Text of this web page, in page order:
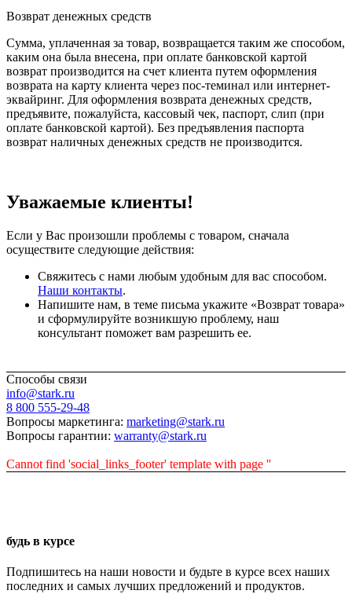
Возврат денежных средств
Сумма, уплаченная за товар, возвращается таким же способом,
каким она была внесена, при оплате банковской картой
возврат производится на счет клиента путем оформления
возврата на карту клиента через пос-теминал или интернет-
эквайринг. Для оформления возврата денежных средств,
предъявите, пожалуйста, кассовый чек, паспорт, слип (при
оплате банковской картой). Без предъявления паспорта
возврат наличных денежных средств не производится.
Уважаемые клиенты!
Если у Вас произошли проблемы с товаром, сначала
осуществите следующие действия:
Свяжитесь с нами любым удобным для вас способом.
Наши контакты.
Напишите нам, в теме письма укажите «Возврат товара»
и сформулируйте возникшую проблему, наш
консультант поможет вам разрешить ее.
Способы связи
info@stark.ru
8 800 555-29-48
Вопросы маркетинга: marketing@stark.ru
Вопросы гарантии: warranty@stark.ru
Cannot find 'social_links_footer' template with page ''
будь в курсе
Подпишитесь на наши новости и будьте в курсе всех наших
последних и самых лучших предложений и продуктов.